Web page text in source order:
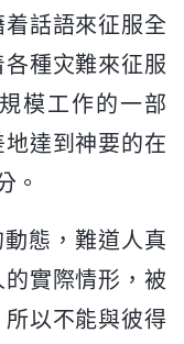
話語來征服全
種灾難來征服
模工作的一部
達到神要的在
。
態，難道人真
實際情形，被
以不能與彼得